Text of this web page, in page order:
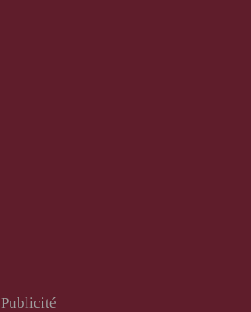
Publicité